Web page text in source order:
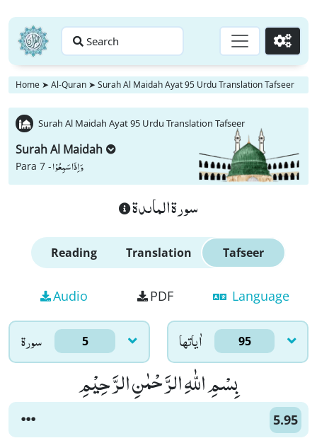
Search Go
Home ➤ Al-Quran ➤ Surah Al Maidah Ayat 95 Urdu Translation Tafseer
Surah Al Maidah Ayat 95 Urdu Translation Tafseer
Surah Al Maidah
Para 7 -وَ اِذَا سَمِعُوْا
سورة الماىدة
Reading Translation Tafseer
Audio PDF Language
سورۃ 5 اٰياتها 95
بِسْمِ اللّٰهِ الرَّحْمٰنِ الرَّحِیْمِ
5.95